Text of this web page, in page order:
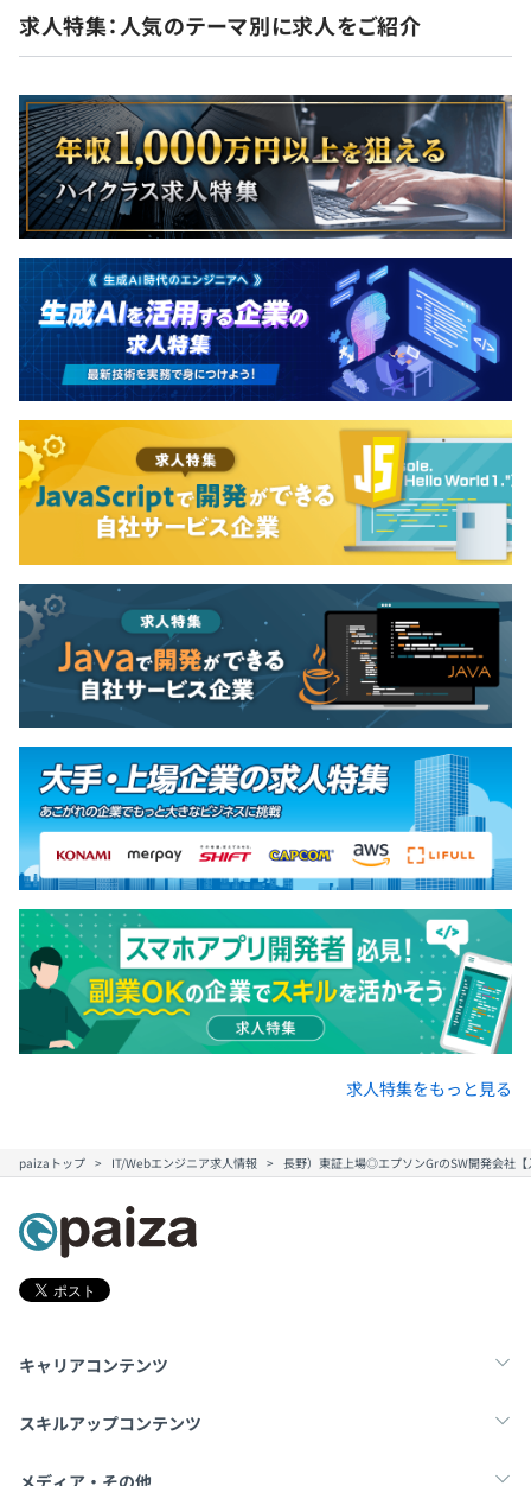
求人特集：人気のテーマ別に求人をご紹介
求人特集をもっと見る
paizaトップ IT/Webエンジニア求人情報 長野）東証上場◎エプソンGrのSW開発会社
キャリアコンテンツ
転職・キャリア
スキルアップコンテンツ
学習
メディア・その他